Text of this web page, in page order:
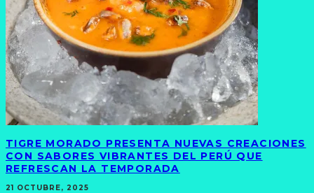
TIGRE MORADO PRESENTA NUEVAS CREACIONES
CON SABORES VIBRANTES DEL PERÚ QUE
REFRESCAN LA TEMPORADA
21 OCTUBRE, 2025